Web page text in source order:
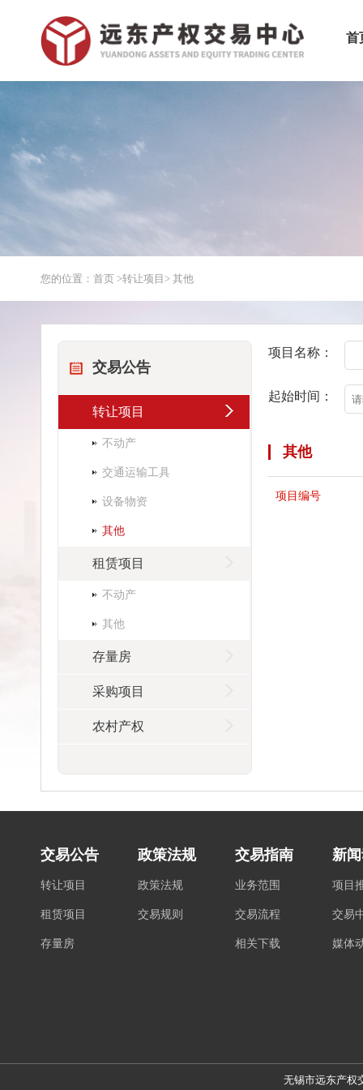
首
您的位置：首页 >转让项目 > 其他
交易公告
转让项目
不动产
交通运输工具
设备物资
其他
租赁项目
不动产
其他
存量房
采购项目
农村产权
项目名称：
起始时间：
其他
项目编号
交易公告
转让项目
租赁项目
存量房
政策法规
政策法规
交易规则
交易指南
业务范围
交易流程
相关下载
新
项目
交易
媒体
无锡市远东产权